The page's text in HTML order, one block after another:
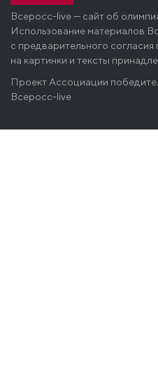
Всеросс-live — сайт об
Использование материалов
с предварительного
на картинки и тексты
Проект Ассоциации
Всеросс-live